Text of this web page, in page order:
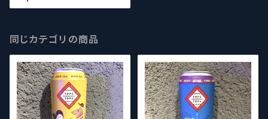
同じカテゴリの商品